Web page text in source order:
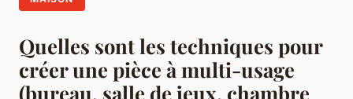
Quelles sont les techniques pour
créer une pièce à multi-usage
(bureau, salle de jeux, chambre